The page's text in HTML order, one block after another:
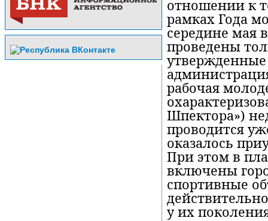
отношении к
рамках Года
середине мая
проведены
рабочая
Шпектора»)
проводится
оказалось
При этом в
включены
спортивные
у их